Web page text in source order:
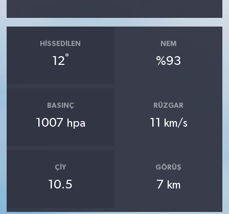
HISSEDILEN
12°
NEM
%93
BASINÇ
1007 hpa
RÜZGAR
11 km/s
ÇIY
10.5
GÖRÜŞ
7 km